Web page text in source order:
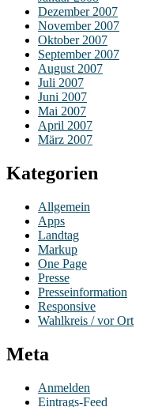
Dezember 2007
November 2007
Oktober 2007
September 2007
August 2007
Juli 2007
Juni 2007
Mai 2007
April 2007
März 2007
Kategorien
Allgemein
Apps
Landtag
Markup
One Page
Presse
Presseinformation
Responsive
Wahlkreis / vor Ort
Meta
Anmelden
Eintrags-Feed